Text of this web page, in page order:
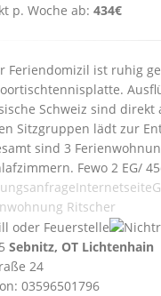
p. Woche ab: 434€
Feriendomizil ist ruhig
Schweiz sind
Sitzgruppen lädt zur
sind 3
Fewo 2 EG/
Internetseite
Ritscher
Sebnitz, OT Lichtenhain
24
03596501796